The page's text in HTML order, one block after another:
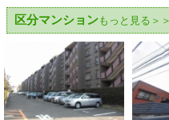
区分マンションもっと見る＞＞